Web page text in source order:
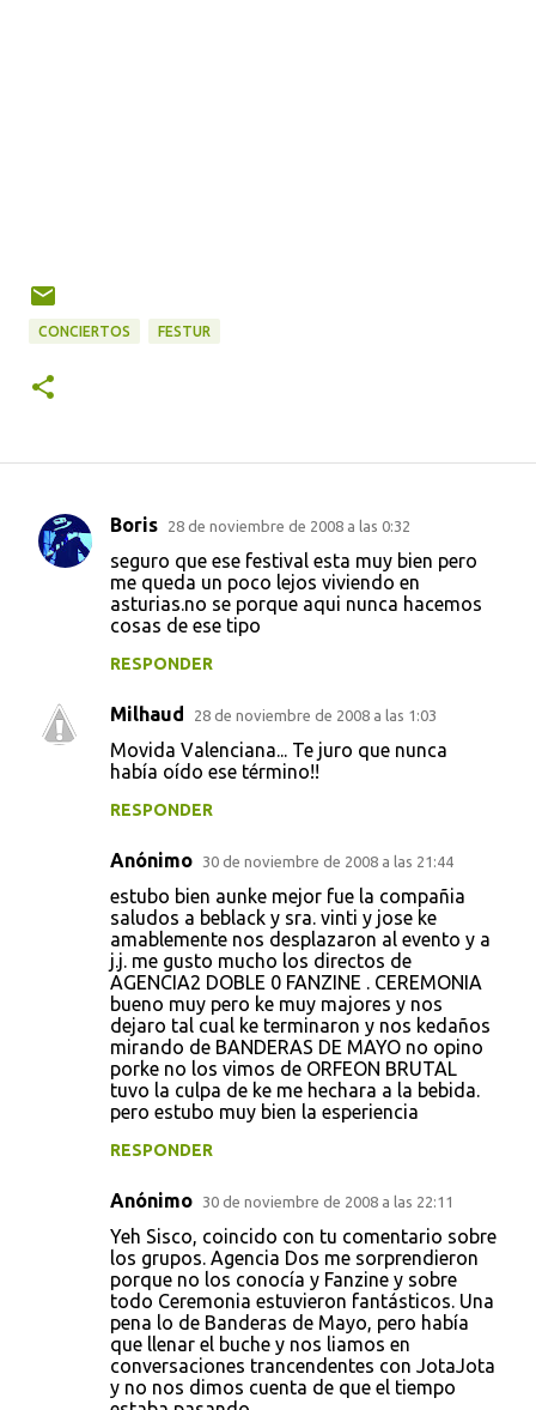
CONCIERTOS FESTUR
C
a
Boris 28 de noviembre de 2008 a las 0:32
seguro que ese festival esta muy bien pero
me queda un poco lejos viviendo en
asturias.no se porque aqui nunca hacemos
cosas de ese tipo
RESPONDER
Milhaud 28 de noviembre de 2008 a las 1:03
Movida Valenciana... Te juro que nunca
había oído ese término!!
RESPONDER
Anónimo 30 de noviembre de 2008 a las 21:44
estubo bien aunke mejor fue la compañia
saludos a beblack y sra. vinti y jose ke
amablemente nos desplazaron al evento y a
j.j. me gusto mucho los directos de
AGENCIA2 DOBLE 0 FANZINE . CEREMONIA
bueno muy pero ke muy majores y nos
dejaro tal cual ke terminaron y nos kedaños
mirando de BANDERAS DE MAYO no opino
porke no los vimos de ORFEON BRUTAL
tuvo la culpa de ke me hechara a la bebida.
pero estubo muy bien la esperiencia
RESPONDER
Anónimo 30 de noviembre de 2008 a las 22:11
Yeh Sisco, coincido con tu comentario sobre
los grupos. Agencia Dos me sorprendieron
porque no los conocía y Fanzine y sobre
todo Ceremonia estuvieron fantásticos. Una
pena lo de Banderas de Mayo, pero había
que llenar el buche y nos liamos en
conversaciones trancendentes con JotaJota
y no nos dimos cuenta de que el tiempo